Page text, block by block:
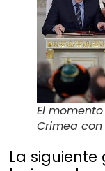
El
Crimea con
La